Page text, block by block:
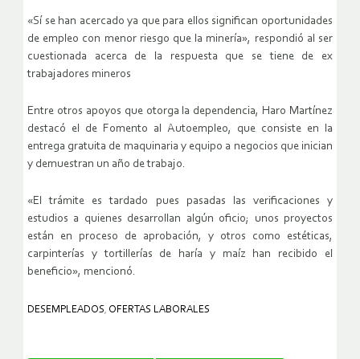
«Sí se han acercado ya que para ellos significan oportunidades
de empleo con menor riesgo que la minería», respondió al ser
cuestionada acerca de la respuesta que se tiene de ex
trabajadores mineros
Entre otros apoyos que otorga la dependencia, Haro Martínez
destacó el de Fomento al Autoempleo, que consiste en la
entrega gratuita de maquinaria y equipo a negocios que inician
y demuestran un año de trabajo.
«El trámite es tardado pues pasadas las verificaciones y
estudios a quienes desarrollan algún oficio; unos proyectos
están en proceso de aprobación, y otros como estéticas,
carpinterías y tortillerías de haría y maíz han recibido el
beneficio», mencionó.
DESEMPLEADOS, OFERTAS LABORALES